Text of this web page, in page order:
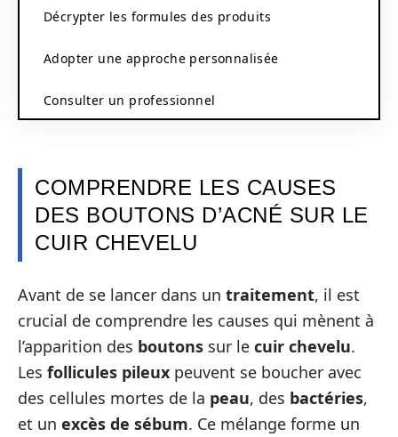
Décrypter les formules des produits
Adopter une approche personnalisée
Consulter un professionnel
COMPRENDRE LES CAUSES
DES BOUTONS D’ACNÉ SUR LE
CUIR CHEVELU
Avant de se lancer dans un traitement, il est
crucial de comprendre les causes qui mènent à
l’apparition des boutons sur le cuir chevelu.
Les follicules pileux peuvent se boucher avec
des cellules mortes de la peau, des bactéries,
et un excès de sébum. Ce mélange forme un